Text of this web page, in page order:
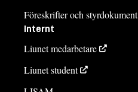
Föreskrifter och styrdokument
Internt
Liunet medarbetare
Liunet student